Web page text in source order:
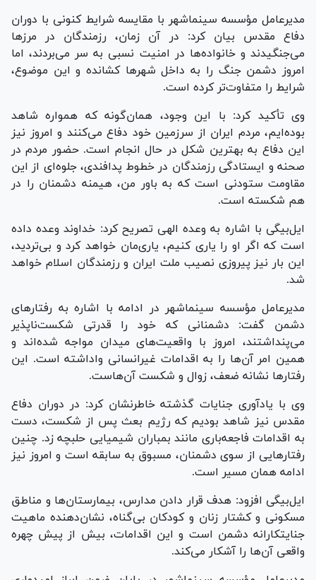
مدیرعامل مؤسسه سینماشهر با مقایسه شرایط کنونی با دوران
دفاع مقدس بیان کرد: در آن زمان، رزمندگان در مرزها
می‌جنگیدند و خانواده‌ها در امنیت نسبی به سر می‌بردند، اما
امروز دشمن جنگ را به داخل شهرها کشانده و این موضوع،
شرایط را متفاوت‌تر کرده است.
وی تأکید کرد: با این وجود، همان‌گونه که همواره شاهد
بوده‌ایم، مردم ایران از سرزمین خود دفاع می‌کنند و امروز نیز
این دفاع به بهترین شکل در حال انجام است. حضور مردم در
صحنه و ایستادگی رزمندگان در خطوط پدافندی، جلوه‌ای از این
مقاومت ستودنی است که به باور من، هیمنه دشمنان را در
هم شکسته است.
ایل‌بیگی با اشاره به وعده الهی تصریح کرد: خداوند وعده داده
است که اگر او را یاری کنیم، یاری‌مان خواهد کرد و بی‌تردید،
این بار نیز پیروزی نصیب ملت ایران و رزمندگان اسلام خواهد
شد.
مدیرعامل مؤسسه سینماشهر در ادامه با اشاره به رفتارهای
دشمن گفت: دشمنانی که خود را قدرتی شکست‌ناپذیر
می‌پنداشتند، امروز با واقعیت‌های میدان مواجه شده‌اند و
همین امر آن‌ها را به اقدامات غیرانسانی واداشته است. این
رفتارها نشانه ضعف، زوال و شکست آن‌هاست.
وی با یادآوری جنایات گذشته خاطرنشان کرد: در دوران دفاع
مقدس نیز شاهد بودیم که رژیم بعث پس از شکست، دست
به اقدامات فاجعه‌باری مانند بمباران شیمیایی حلبچه زد. چنین
رفتارهایی از سوی دشمنان، مسبوق به سابقه است و امروز نیز
ادامه همان مسیر است.
ایل‌بیگی افزود: هدف قرار دادن مدارس، بیمارستان‌ها و مناطق
مسکونی و کشتار زنان و کودکان بی‌گناه، نشان‌دهنده ماهیت
جنایتکارانه دشمن است و این اقدامات، بیش از پیش چهره
واقعی آن‌ها را آشکار می‌کند.